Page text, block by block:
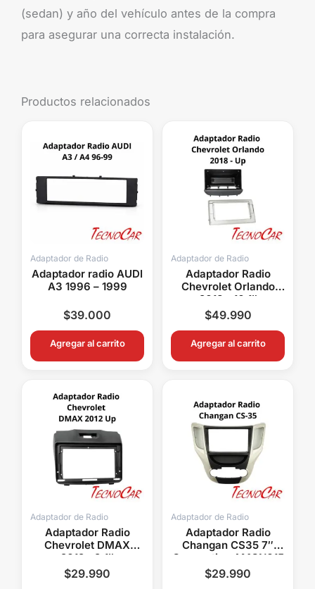
(sedan) y año del vehículo antes de la compra
para asegurar una correcta instalación.
Productos relacionados
Adaptador de Radio
Adaptador radio AUDI
A3 1996 – 1999
$39.000
Agregar al carrito
Adaptador de Radio
Adaptador Radio
Chevrolet Orlando
2018+ 10.1″
Connection ACH-
050T
$49.990
Agregar al carrito
Adaptador de Radio
Adaptador Radio
Chevrolet DMAX
2012+ 9.1″
Connection ACH-012N
$29.990
Adaptador de Radio
Adaptador Radio
Changan CS35 7″
Connection AMCN015
$29.990